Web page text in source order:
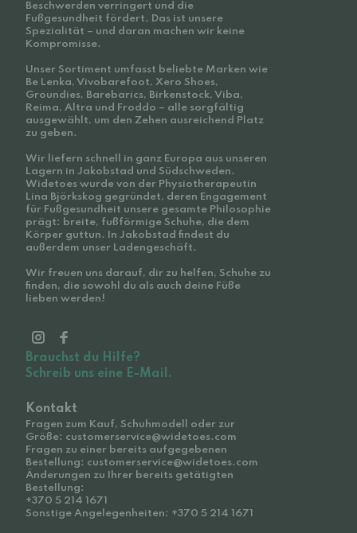
Beschwerden verringert und die
Fußgesundheit fördert. Das ist unsere
Spezialität – und daran machen wir keine
Kompromisse.
Unser Sortiment umfasst beliebte Marken wie
Be Lenka, Vivobarefoot, Xero Shoes,
Groundies, Barebarics, Birkenstock, Viba,
Reima, Altra und Froddo – alle sorgfältig
ausgewählt, um den Zehen ausreichend Platz
zu geben.
Wir liefern schnell in ganz Europa aus unseren
Lagern in Jakobstad und Südschweden.
Widetoes wurde von der Physiotherapeutin
Lina Björkskog gegründet, deren Engagement
für Fußgesundheit unsere gesamte Philosophie
prägt: breite, fußförmige Schuhe, die dem
Körper guttun. In Jakobstad findest du
außerdem unser Ladengeschäft.
Wir freuen uns darauf, dir zu helfen, Schuhe zu
finden, die sowohl du als auch deine Füße
lieben werden!
Brauchst du Hilfe?
Schreib uns eine E-Mail.
Kontakt
Fragen zum Kauf, Schuhmodell oder zur
Größe: customerservice@widetoes.com
Fragen zu einer bereits aufgegebenen
Bestellung: customerservice@widetoes.com
Änderungen zu Ihrer bereits getätigten
Bestellung:
+370 5 214 1671
Sonstige Angelegenheiten: +370 5 214 1671